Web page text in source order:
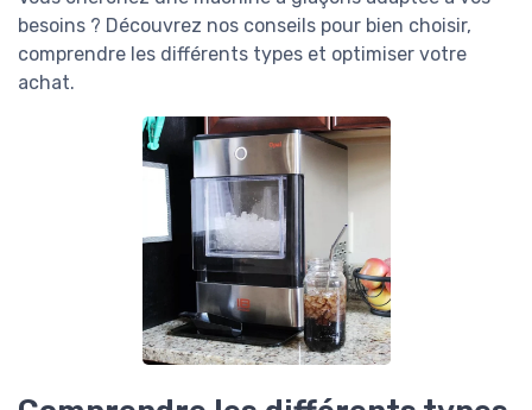
besoins ? Découvrez nos conseils pour bien choisir,
comprendre les différents types et optimiser votre
achat.